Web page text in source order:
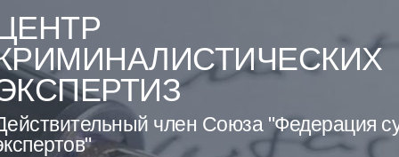
член Союза "Федерация